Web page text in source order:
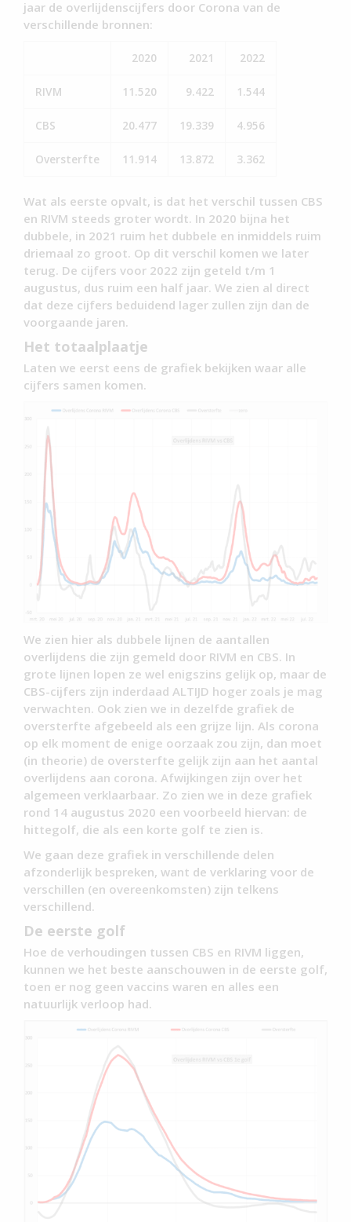
jaar de overlijdenscijfers door Corona van de
verschillende bronnen:
2020 2021 2022
RIVM 11.520 9.422 1.544
CBS 20.477 19.339 4.956
Oversterfte 11.914 13.872 3.362
Wat als eerste opvalt, is dat het verschil tussen CBS
en RIVM steeds groter wordt. In 2020 bijna het
dubbele, in 2021 ruim het dubbele en inmiddels ruim
driemaal zo groot. Op dit verschil komen we later
terug. De cijfers voor 2022 zijn geteld t/m 1
augustus, dus ruim een half jaar. We zien al direct
dat deze cijfers beduidend lager zullen zijn dan de
voorgaande jaren.
Het totaalplaatje
Laten we eerst eens de grafiek bekijken waar alle
cijfers samen komen.
We zien hier als dubbele lijnen de aantallen
overlijdens die zijn gemeld door RIVM en CBS. In
grote lijnen lopen ze wel enigszins gelijk op, maar de
CBS-cijfers zijn inderdaad ALTIJD hoger zoals je mag
verwachten. Ook zien we in dezelfde grafiek de
oversterfte afgebeeld als een grijze lijn. Als corona
op elk moment de enige oorzaak zou zijn, dan moet
(in theorie) de oversterfte gelijk zijn aan het aantal
overlijdens aan corona. Afwijkingen zijn over het
algemeen verklaarbaar. Zo zien we in deze grafiek
rond 14 augustus 2020 een voorbeeld hiervan: de
hittegolf, die als een korte golf te zien is.
We gaan deze grafiek in verschillende delen
afzonderlijk bespreken, want de verklaring voor de
verschillen (en overeenkomsten) zijn telkens
verschillend.
De eerste golf
Hoe de verhoudingen tussen CBS en RIVM liggen,
kunnen we het beste aanschouwen in de eerste golf,
toen er nog geen vaccins waren en alles een
natuurlijk verloop had.